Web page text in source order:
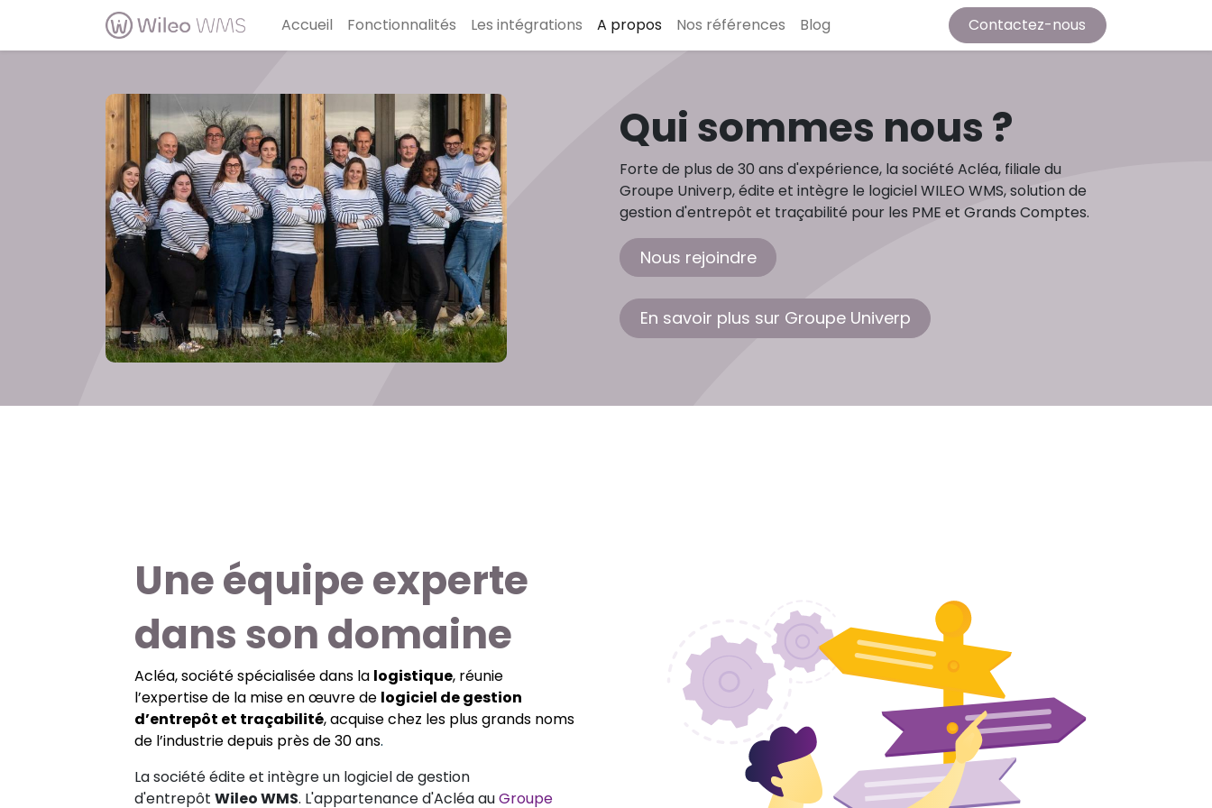
Accueil Fonctionnalités Les intégrations A propos Nos références Blog Contactez-nous
Qui sommes nous ?
Forte de plus de 30 ans d'expérience, la société Acléa, filiale du
Groupe Univerp, édite et intègre le logiciel WILEO WMS, solution de
gestion d'entrepôt et traçabilité pour les PME et Grands Comptes.
Nous rejoindre
En savoir plus sur Groupe Univerp
Une équipe experte
dans son domaine
Acléa, société spécialisée dans la logistique, réunie
l’expertise de la mise en œuvre de logiciel de gestion
d’entrepôt et traçabilité, acquise chez les plus grands noms
de l’industrie depuis près de 30 ans.
La société édite et intègre un logiciel de gestion
d'entrepôt Wileo WMS. L'appartenance d'Acléa auGroupe